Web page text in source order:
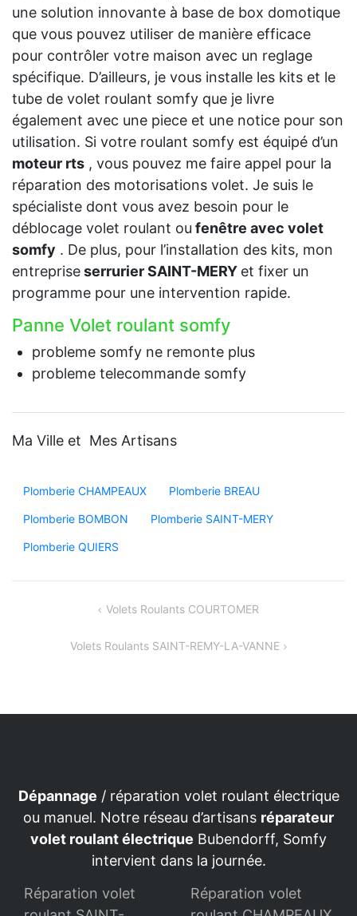
une solution innovante à base de box domotique
que vous pouvez utiliser de manière efficace
pour contrôler votre maison avec un reglage
spécifique. D’ailleurs, je vous installe les kits et le
tube de volet roulant somfy que je livre
également avec une piece et une notice pour son
utilisation. Si votre roulant somfy est équipé d’un
moteur rts , vous pouvez me faire appel pour la
réparation des motorisations volet. Je suis le
spécialiste dont vous avez besoin pour le
déblocage volet roulant ou fenêtre avec volet
somfy . De plus, pour l’installation des kits, mon
entrepriseserrurier SAINT-MERY et fixer un
programme pour une intervention rapide.
Panne Volet roulant somfy
probleme somfy ne remonte plus
probleme telecommande somfy
Ma Ville et Mes Artisans
Plomberie CHAMPEAUX Plomberie BREAU
Plomberie BOMBON Plomberie SAINT-MERY
Plomberie QUIERS
Navigation Volets Roulants COURTOMER
Volets Roulants SAINT-REMY-LA-VANNE
Dépannage / réparation volet roulant électrique
ou manuel. Notre réseau d’artisans réparateur
volet roulant électrique Bubendorff, Somfy
intervient dans la journée.
Réparation volet
Réparation volet